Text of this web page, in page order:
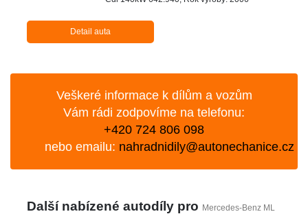
Detail auta
Veškeré informace k dílům a vozům
Vám rádi zodpovíme na telefonu:
+420 724 806 098
nebo emailu: nahradnidily@autonechanice.cz
Další nabízené autodíly pro Mercedes-Benz ML